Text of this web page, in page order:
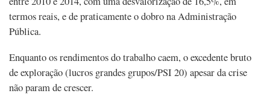
termos reais, e de praticamente o dobro na Administração
Pública.
Enquanto os rendimentos do trabalho caem, o excedente bruto
de exploração (lucros grandes grupos/PSI 20) apesar da crise
não param de crescer.